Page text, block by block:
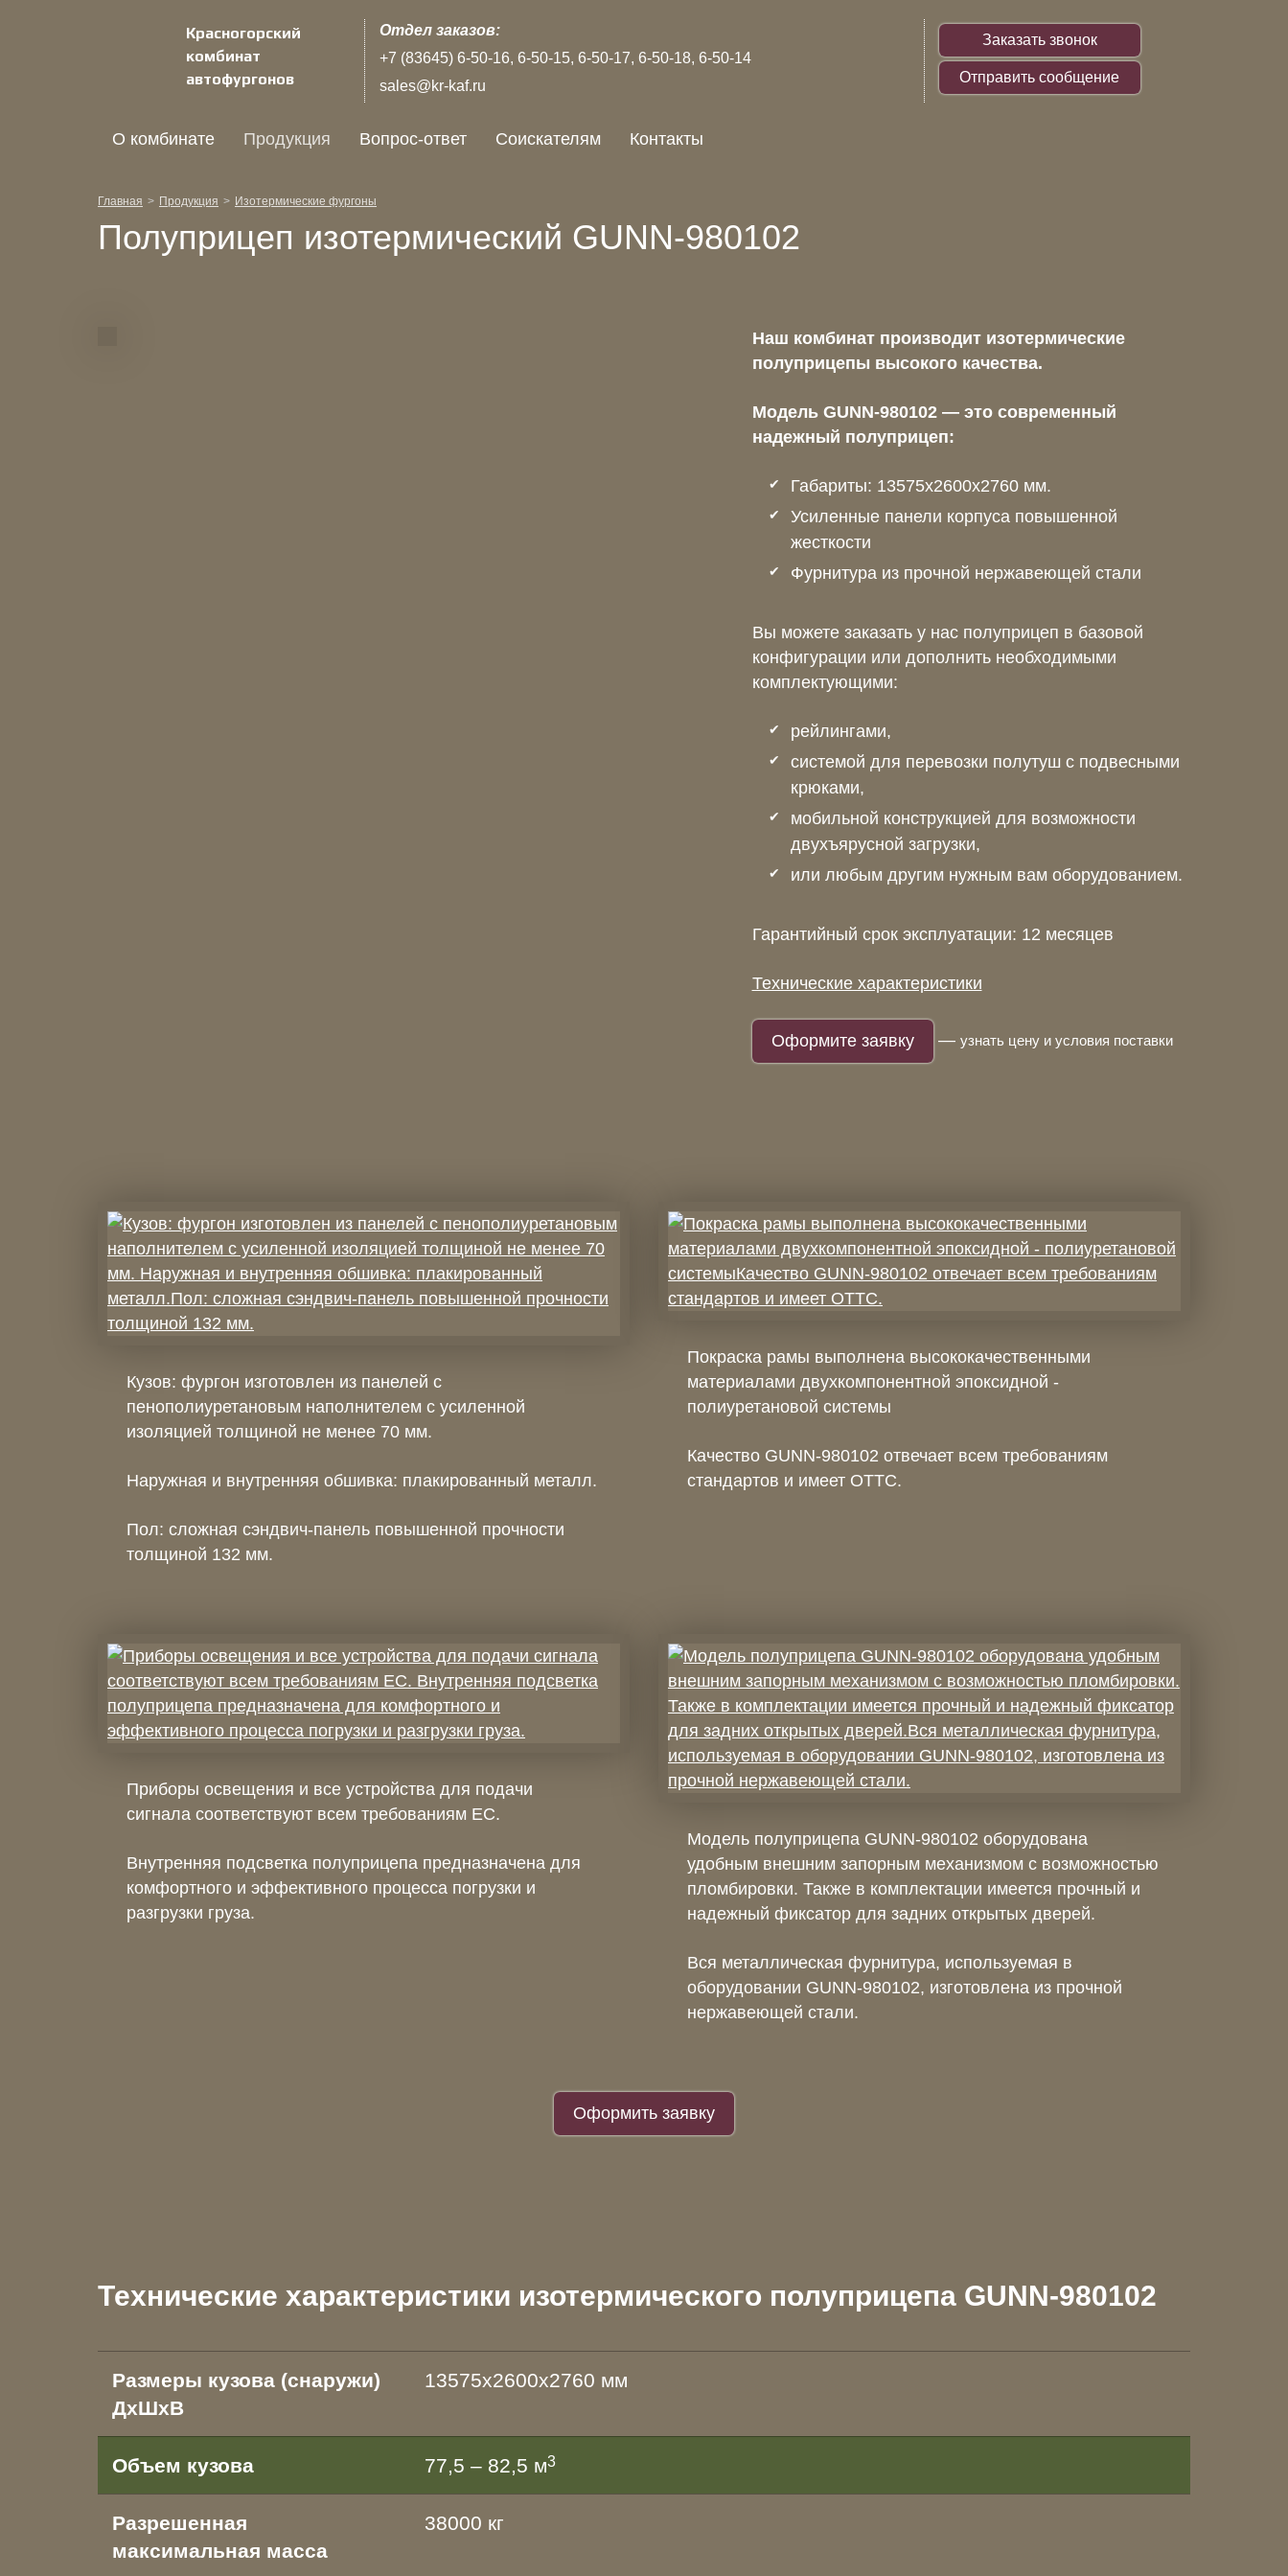
Красногорский
комбинат
автофургонов
Отдел заказов:
+7 (83645) 6‑50‑16 6‑50‑15 6‑50‑17 6‑50‑18 6‑50‑14
sales@kr-kaf.ru
Заказать звонок
Отправить сообщение
О комбинате Продукция Вопрос-ответ Соискателям Контакты
Главная Продукция Изотермические фургоны
Полуприцеп изотермический GUNN-980102
Наш комбинат производит изотермические
полуприцепы высокого качества.
Модель GUNN-980102 — это современный
надежный полуприцеп:
Габариты: 13575х2600х2760 мм.
Усиленные панели корпуса повышенной
жесткости
Фурнитура из прочной нержавеющей стали
Вы можете заказать у нас полуприцеп в базовой
конфигурации или дополнить необходимыми
комплектующими:
рейлингами,
системой для перевозки полутуш с подвесными
крюками,
мобильной конструкцией для возможности
двухъярусной загрузки,
или любым другим нужным вам оборудованием.
Гарантийный срок эксплуатации: 12 месяцев
Технические характеристики
Оформите заявку — узнать цену и условия поставки
Кузов: фургон изготовлен из панелей с
пенополиуретановым наполнителем с усиленной
изоляцией толщиной не менее 70 мм.
Наружная и внутренняя обшивка: плакированный металл.
Пол: сложная сэндвич-панель повышенной прочности
толщиной 132 мм.
Покраска рамы выполнена высококачественными
материалами двухкомпонентной эпоксидной -
полиуретановой системы
Качество GUNN-980102 отвечает всем требованиям
стандартов и имеет ОТТС.
Приборы освещения и все устройства для подачи
сигнала соответствуют всем требованиям ЕС.
Внутренняя подсветка полуприцепа предназначена для
комфортного и эффективного процесса погрузки и
разгрузки груза.
Модель полуприцепа GUNN-980102 оборудована
удобным внешним запорным механизмом с возможностью
пломбировки. Также в комплектации имеется прочный и
надежный фиксатор для задних открытых дверей.
Вся металлическая фурнитура, используемая в
оборудовании GUNN-980102, изготовлена из прочной
нержавеющей стали.
Оформить заявку
Технические характеристики изотермического полуприцепа GUNN-980102
Размеры кузова (снаружи)
ДхШхВ
13575х2600х2760 мм
Объем кузова 77,5 – 82,5 м3
Разрешенная
максимальная масса
38000 кг